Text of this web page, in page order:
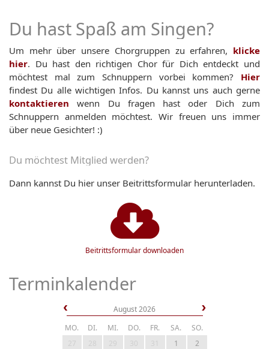
Du hast Spaß am Singen?
Um mehr über unsere Chorgruppen zu erfahren, klicke
hier. Du hast den richtigen Chor für Dich entdeckt und
möchtest mal zum Schnuppern vorbei kommen? Hier
findest Du alle wichtigen Infos. Du kannst uns auch gerne
kontaktieren wenn Du fragen hast oder Dich zum
Schnuppern anmelden möchtest. Wir freuen uns immer
über neue Gesichter! :)
Du möchtest Mitglied werden?
Dann kannst Du hier unser Beitrittsformular herunterladen.
Beitrittsformular downloaden
Terminkalender
August 2026
MO.
DI. MI. DO. FR. SA.
SO.
30 31 1
2